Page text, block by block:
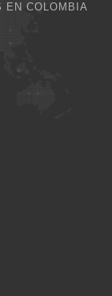
EN COLOMBIA